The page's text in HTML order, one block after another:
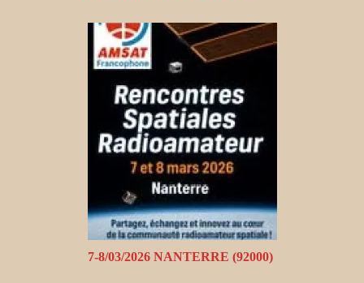
7-8/03/2026 NANTERRE (92000)